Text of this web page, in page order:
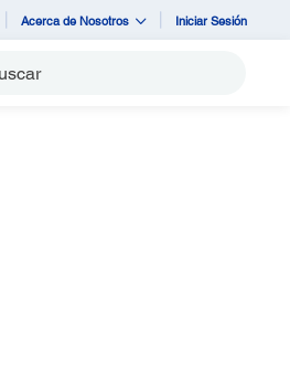
Acerca de Nosotros Iniciar Sesión